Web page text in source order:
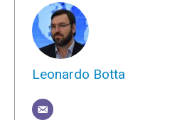
Leonardo Botta